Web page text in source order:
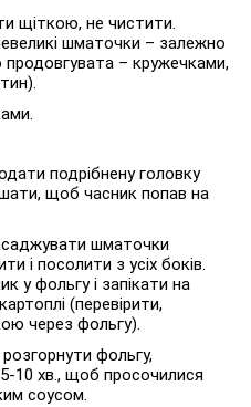
щіткою, не чистити.
шматочки – залежно
– кружечками,
подрібнену головку
щоб часник попав на
шматочки
і посолити з усіх боків.
у фольгу і запікати на
(перевірити,
через фольгу).
фольгу,
10 хв., щоб просочилися
соусом.